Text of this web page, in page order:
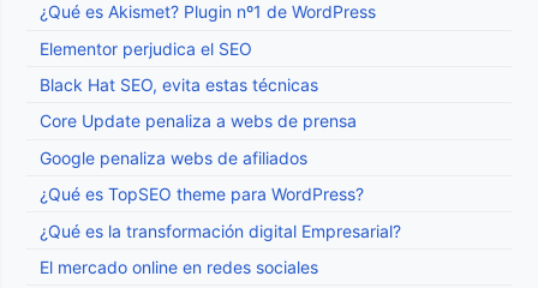
¿Qué es Akismet? Plugin nº1 de WordPress
Elementor perjudica el SEO
Black Hat SEO, evita estas técnicas
Core Update penaliza a webs de prensa
Google penaliza webs de afiliados
¿Qué es TopSEO theme para WordPress?
¿Qué es la transformación digital Empresarial?
El mercado online en redes sociales